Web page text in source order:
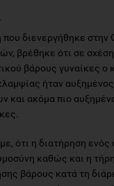
διενεργήθηκε στην
βρέθηκε ότι σε σχέση
βάρους γυναίκες o
ήταν
και ακόμα πιο
ότι η διατήρηση ενός
καθώς και η
βάρους κατά τη